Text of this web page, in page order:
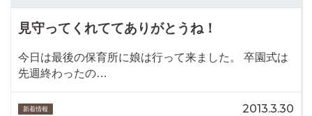
見守ってくれててありがとうね！
今日は最後の保育所に娘は行って来ました。 卒園式は
先週終わったの…
新着情報 2013.3.30